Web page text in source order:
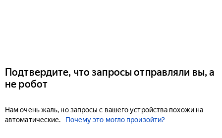
Подтвердите, что запросы отправляли вы, а
не робот
Нам очень жаль, но запросы с вашего устройства похожи на
автоматические.
Почему это могло произойти?